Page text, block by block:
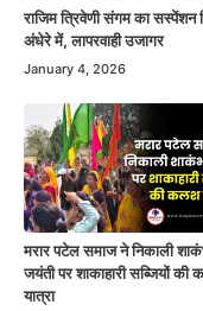
राजिम त्रिवेणी संगम का सस्पेंशन
अंधेरे में, लापरवाही उजागर
January 4, 2026
मरार पटेल समाज ने निकाली
जयंती पर शाकाहारी सब्जियों की
यात्रा